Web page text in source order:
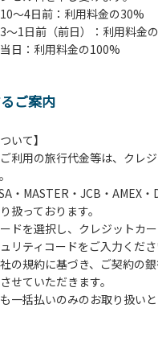
数を減らしソーシャルディス
時と19時の2回に分けて行い
に手指の消毒スプレーを設置
設の消毒。
体調管理、健康チェックの
リッパをご用意しております
気。
を開けて換気をさせていただ
の上なので朝晩は冷えます
い。
願い】
スペースでは、食事中以外
～4日前：利用料金の30%
1日前（前日）：利用料金
日：利用料金の100%
ご案内
いて】
利用の旅行代金等は、クレ
・MASTER・JCB・AMEX
扱っております。
ドを選択し、クレジットカ
リティコードをご入力くださ
の規約に基づき、ご契約の
せていただきます。
一括払いのみのお取り扱い